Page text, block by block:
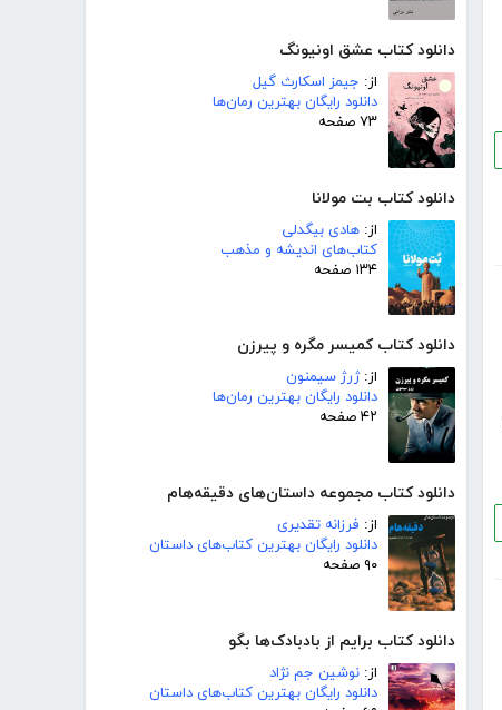
دانلود کتاب عشق اونیونگ
از: جیمز اسکارث گیل
دانلود رایگان بهترین رمان‌ها
۷۳ صفحه
دانلود کتاب بت مولانا
از: هادی بیگدلی
کتاب‌های اندیشه و مذهب
۱۳۴ صفحه
دانلود کتاب کمیسر مگره و پیرزن
از:ژرژ سیمنون
دانلود رایگان بهترین رمان‌ها
۴۲ صفحه
دانلود کتاب مجموعه داستان‌های دقیقه‌هام
از: فرزانه تقدیری
دانلود رایگان بهترین کتاب‌های داستان
۹۰ صفحه
دانلود کتاب برایم از بادبادک‌ها بگو
از: نوشین جم نژاد
دانلود رایگان بهترین کتاب‌های داستان